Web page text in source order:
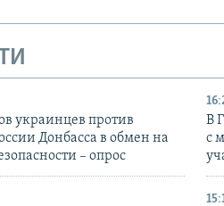
украинцев против
Донбасса в обмен на
– опрос
В
с